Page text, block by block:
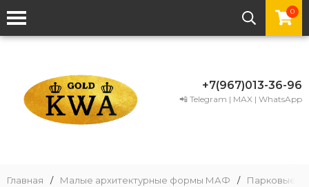
0
+7(967)013-36-96
📲 Telegram | MAX | WhatsApp
Главная / Малые архитектурные формы МАФ / Парковые